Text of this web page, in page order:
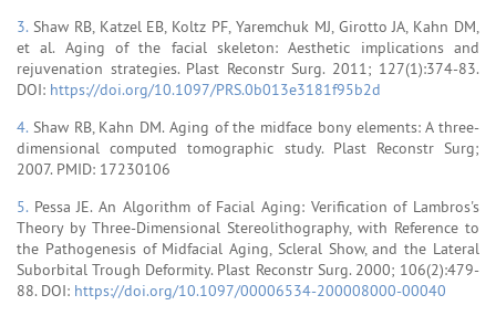
3. Shaw RB, Katzel EB, Koltz PF, Yaremchuk MJ, Girotto JA, Kahn DM,
et al. Aging of the facial skeleton: Aesthetic implications and
rejuvenation strategies. Plast Reconstr Surg. 2011; 127(1):374-83.
DOI: https://doi.org/10.1097/PRS.0b013e3181f95b2d
4. Shaw RB, Kahn DM. Aging of the midface bony elements: A three-
dimensional computed tomographic study. Plast Reconstr Surg;
2007. PMID: 17230106
5. Pessa JE. An Algorithm of Facial Aging: Verification of Lambros's
Theory by Three-Dimensional Stereolithography, with Reference to
the Pathogenesis of Midfacial Aging, Scleral Show, and the Lateral
Suborbital Trough Deformity. Plast Reconstr Surg. 2000; 106(2):479-
88. DOI: https://doi.org/10.1097/00006534-200008000-00040